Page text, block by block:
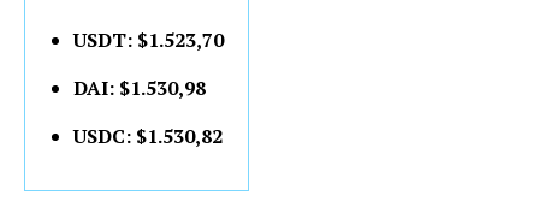
USDT: $1.523,70
DAI: $1.530,98
USDC: $1.530,82